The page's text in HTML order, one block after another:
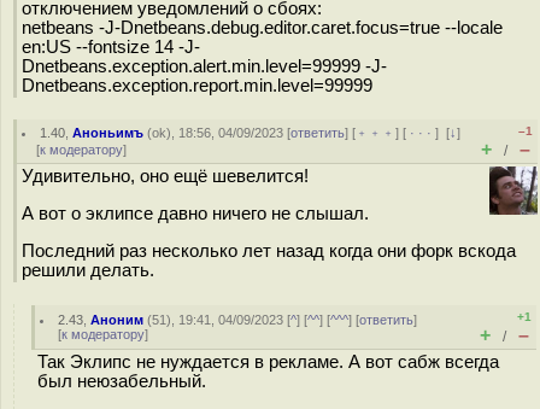
отключением уведомлений о сбоях:
netbeans -J-Dnetbeans.debug.editor.caret.focus=true --locale
en:US --fontsize 14 -J-
Dnetbeans.exception.alert.min.level=99999 -J-
Dnetbeans.exception.report.min.level=99999
1.40 ,Аноньимъ (ok), 18:56, 04/09/2023 [ответить] [ ﹢﹢﹢] [ · · ·][↓]
[к модератору]
–1
+ / –
Удивительно, оно ещё шевелится!
А вот о эклипсе давно ничего не слышал.
Последний раз несколько лет назад когда они форк вскода
решили делать.
2.43 ,Аноним (51), 19:41, 04/09/2023 [^] [^^] [^^^] [ответить]
[к модератору]
+1
+ / –
Так Эклипс не нуждается в рекламе. А вот сабж всегда
был неюзабельный.